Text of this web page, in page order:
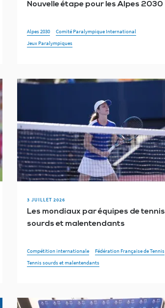
Nouvelle étape pour les Alpes 2030
Alpes 2030
Comité Paralympique International
Jeux Paralympiques
3 JUILLET 2026
Les mondiaux par équipes de tennis
sourds et malentendants
Compétition internationale
Fédération Française de Tennis
Tennis sourds et malentendants